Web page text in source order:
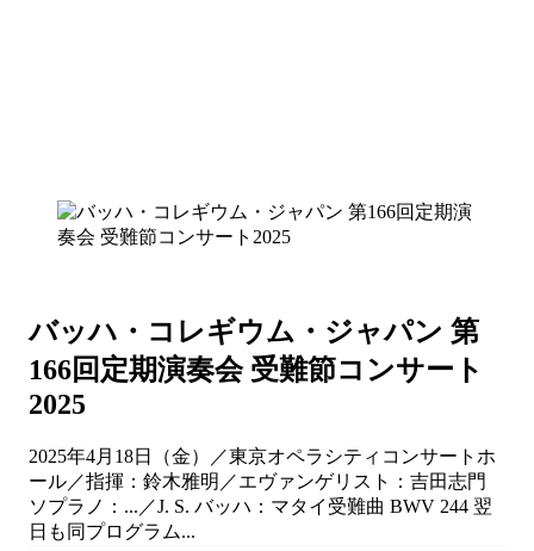
バッハ・コレギウム・ジャパン 第
166回定期演奏会 受難節コンサート
2025
2025年4月18日（金）／東京オペラシティコンサートホ
ール／指揮：鈴木雅明／エヴァンゲリスト：吉田志門
ソプラノ：...／J. S. バッハ：マタイ受難曲 BWV 244 翌
日も同プログラム...